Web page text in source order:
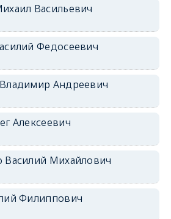
Васильевич
Федосеевич
Андреевич
Алексеевич
Василий Михайлович
Филиппович